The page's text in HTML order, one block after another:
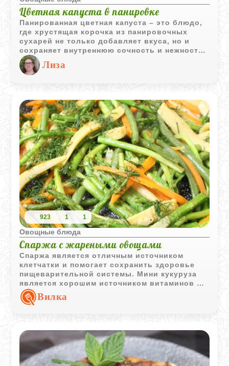
Цветная капуста в панировке
Панированная цветная капуста – это блюдо,
где хрустящая корочка из панировочных
сухарей не только добавляет вкуса, но и
сохраняет внутреннюю сочность и нежность
овоща.Лиза
923 1 1
Овощные блюда
Спаржа с жареными овощами
Спаржа является отличным источником
клетчатки и помогает сохранить здоровье
пищеварительной системы. Мини кукуруза
является хорошим источником витаминов и
минералов, таких как витамин С и магний.
Молодая морковь снижает уровень
Вилка